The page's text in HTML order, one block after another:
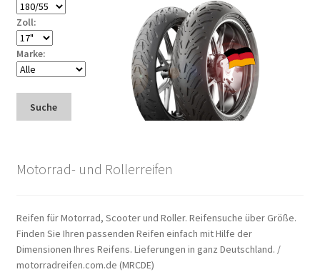
Zoll:
Marke:
Suche
Motorrad- und Rollerreifen
Reifen für Motorrad, Scooter und Roller. Reifensuche über Größe.
Finden Sie Ihren passenden Reifen einfach mit Hilfe der
Dimensionen Ihres Reifens. Lieferungen in ganz Deutschland. /
motorradreifen.com.de (MRCDE)